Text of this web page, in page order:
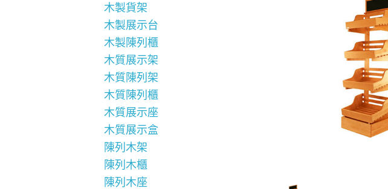
木製貨架
木製展示台
木製陳列櫃
木質展示架
木質陳列架
木質陳列櫃
木質展示座
木質展示盒
陳列木架
陳列木櫃
陳列木座